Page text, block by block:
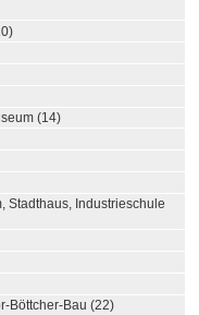
(14)
Stadthaus, Industrieschule
Böttcher-Bau (22)